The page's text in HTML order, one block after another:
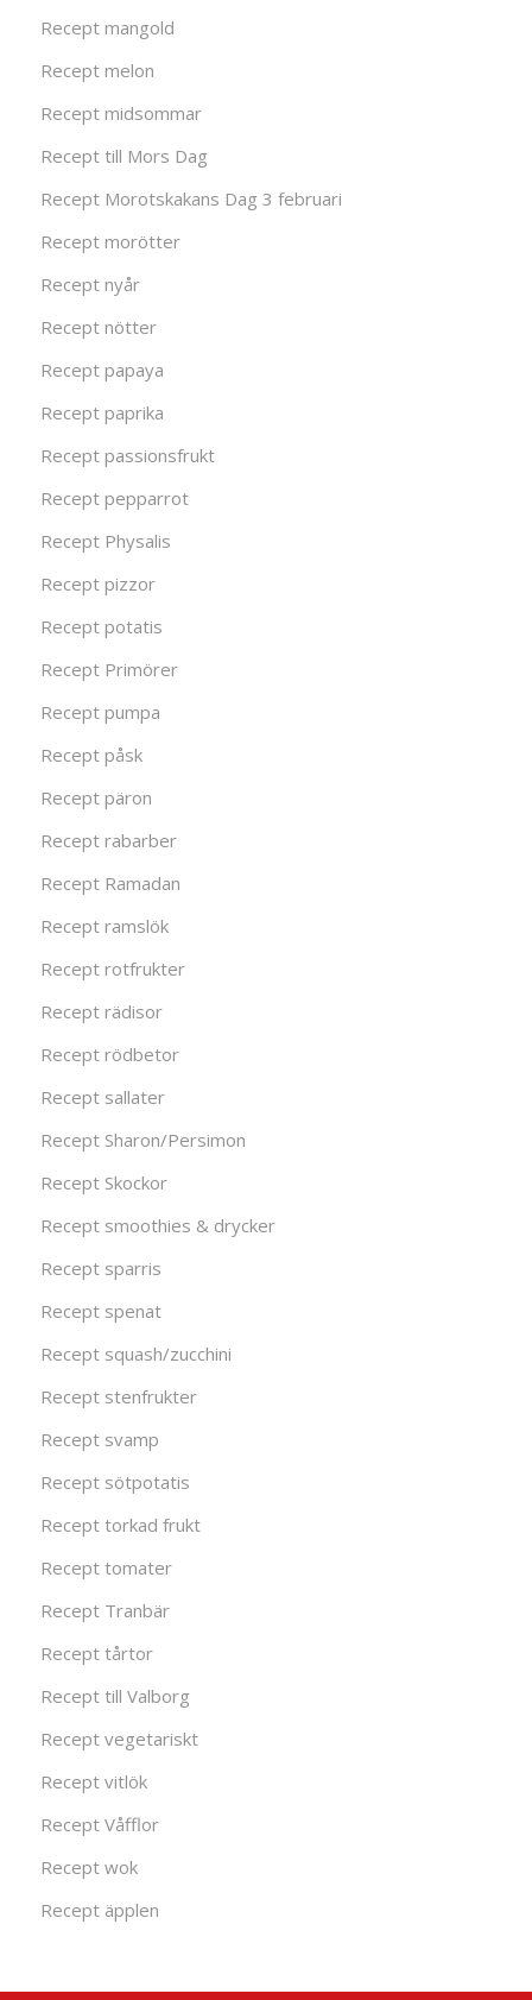
Recept mangold
Recept melon
Recept midsommar
Recept till Mors Dag
Recept Morotskakans Dag 3 februari
Recept morötter
Recept nyår
Recept nötter
Recept papaya
Recept paprika
Recept passionsfrukt
Recept pepparrot
Recept Physalis
Recept pizzor
Recept potatis
Recept Primörer
Recept pumpa
Recept påsk
Recept päron
Recept rabarber
Recept Ramadan
Recept ramslök
Recept rotfrukter
Recept rädisor
Recept rödbetor
Recept sallater
Recept Sharon/Persimon
Recept Skockor
Recept smoothies & drycker
Recept sparris
Recept spenat
Recept squash/zucchini
Recept stenfrukter
Recept svamp
Recept sötpotatis
Recept torkad frukt
Recept tomater
Recept Tranbär
Recept tårtor
Recept till Valborg
Recept vegetariskt
Recept vitlök
Recept Våfflor
Recept wok
Recept äpplen